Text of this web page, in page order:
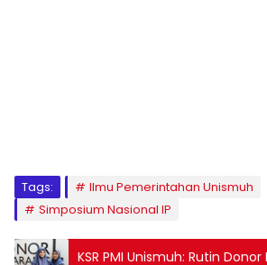
Tags:
Ilmu Pemerintahan Unismuh
Simposium Nasional IP
KSR PMI Unismuh: Rutin Donor